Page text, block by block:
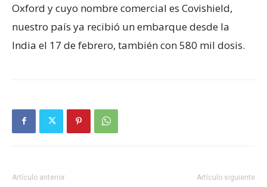
Oxford y cuyo nombre comercial es Covishield,
nuestro país ya recibió un embarque desde la
India el 17 de febrero, también con 580 mil dosis.
Artículo anterior Artículo siguiente